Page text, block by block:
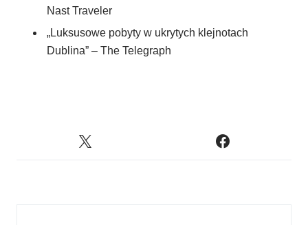
Nast Traveler
„Luksusowe pobyty w ukrytych klejnotach
Dublina” – The Telegraph